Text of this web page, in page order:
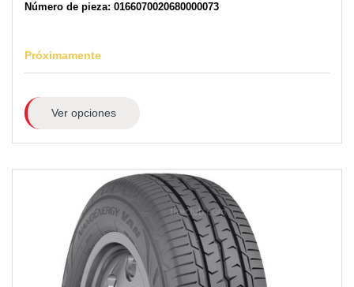
Número de pieza: 0166070020680000073
Próximamente
Ver opciones